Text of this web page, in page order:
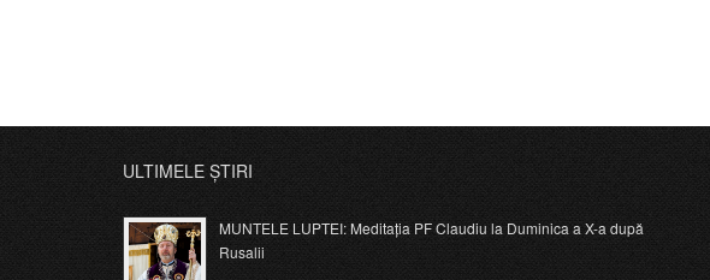
ULTIMELE ȘTIRI
MUNTELE LUPTEI: Meditația PF Claudiu la Duminica a X-a după
Rusalii